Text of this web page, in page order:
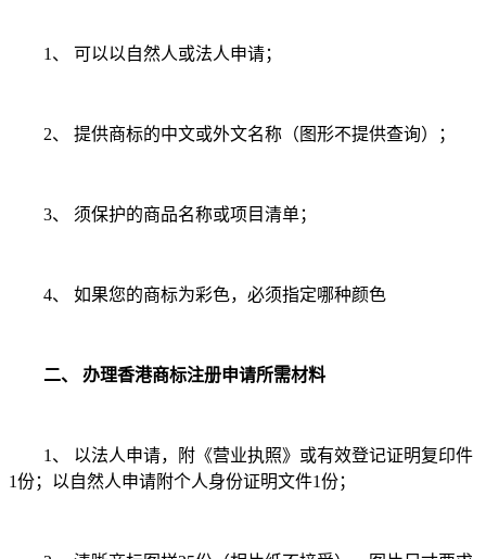
1、 可以以自然人或法人申请；
2、 提供商标的中文或外文名称（图形不提供查询）；
3、 须保护的商品名称或项目清单；
4、 如果您的商标为彩色，必须指定哪种颜色
二、 办理香港商标注册申请所需材料
1、 以法人申请，附《营业执照》或有效登记证明复印件
1份；以自然人申请附个人身份证明文件1份；